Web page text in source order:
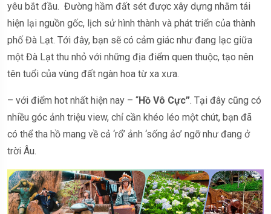
yêu bắt đầu. Đường hầm đất sét được xây dựng nhằm tái
hiện lại nguồn gốc, lịch sử hình thành và phát triển của thành
phố Đà Lạt. Tới đây, bạn sẽ có cảm giác như đang lạc giữa
một Đà Lạt thu nhỏ với những địa điểm quen thuộc, tạo nên
tên tuổi của vùng đất ngàn hoa từ xa xưa.
– với điểm hot nhất hiện nay – “Hồ Vô Cực”. Tại đây cũng có
nhiều góc ảnh triệu view, chỉ cần khéo léo một chút, bạn đã
có thể tha hồ mang về cả ‘rổ’ ảnh ‘sống ảo’ ngỡ như đang ở
trời Âu.